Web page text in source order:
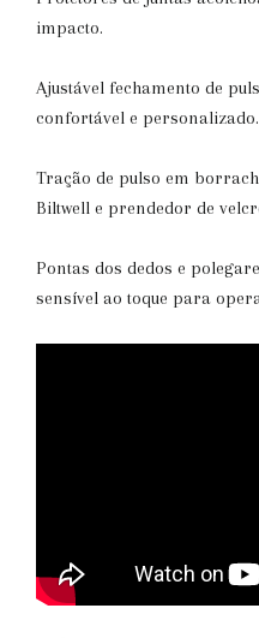
impacto.
Ajustável fechamento de
confortável e personalizado.
Tração de pulso em
Biltwell e prendedor de
Pontas dos dedos e
sensível ao toque para